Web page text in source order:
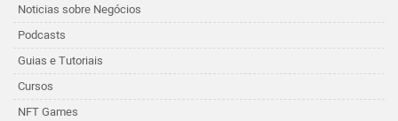
Noticias sobre Negócios
Podcasts
Guias e Tutoriais
Cursos
NFT Games